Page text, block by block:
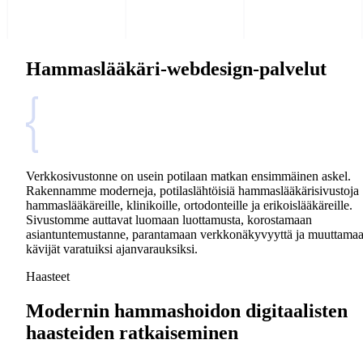
Hammaslääkäri-webdesign-palvelut
Verkkosivustonne on usein potilaan matkan ensimmäinen askel.
Rakennamme moderneja, potilaslähtöisiä hammaslääkärisivustoja
hammaslääkäreille, klinikoille, ortodonteille ja erikoislääkäreille.
Sivustomme auttavat luomaan luottamusta, korostamaan
asiantuntemustanne, parantamaan verkkonäkyvyyttä ja
kävijät varatuiksi ajanvarauksiksi.
Haasteet
Modernin hammashoidon digitaalisten
haasteiden ratkaiseminen